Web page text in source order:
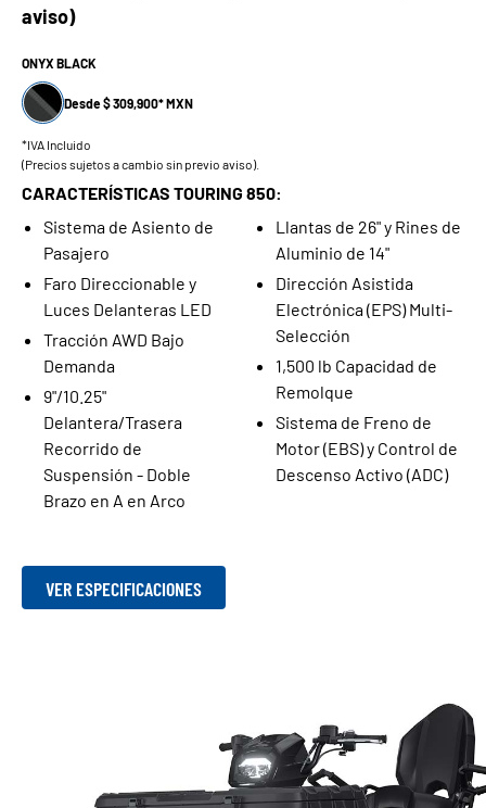
aviso)
ONYX BLACK
Desde $ 309,900* MXN
*IVA Incluido
(Precios sujetos a cambio sin previo aviso).
CARACTERÍSTICAS TOURING 850:
Sistema de Asiento de
Pasajero
Faro Direccionable y
Luces Delanteras LED
Tracción AWD Bajo
Demanda
9"/10.25"
Delantera/Trasera
Recorrido de
Suspensión - Doble
Brazo en A en Arco
Llantas de 26" y Rines de
Aluminio de 14"
Dirección Asistida
Electrónica (EPS) Multi-
Selección
1,500 lb Capacidad de
Remolque
Sistema de Freno de
Motor (EBS) y Control de
Descenso Activo (ADC)
VER ESPECIFICACIONES